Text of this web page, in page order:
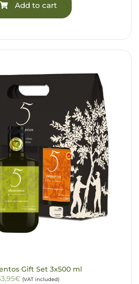
Add to cart
Gift Set 3x500 ml
(VAT included)